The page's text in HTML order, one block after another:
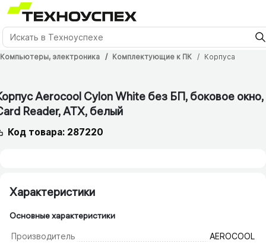
Компьютеры, электроника Комплектующие к ПК Корпуса
Aerocool Cylon White без БП, боковое окно,
Reader, ATX, белый
Код товара: 287220
Характеристики
Основные характеристики
Производитель AEROCOOL